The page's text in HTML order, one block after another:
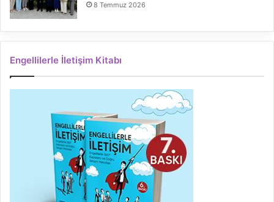
8 Temmuz 2026
Engellilerle İletişim Kitabı